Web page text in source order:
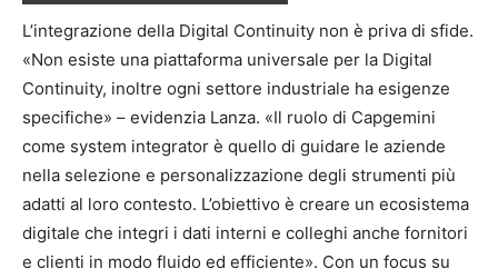
L’integrazione della Digital Continuity non è priva di sfide.
«Non esiste una piattaforma universale per la Digital
Continuity, inoltre ogni settore industriale ha esigenze
specifiche» – evidenzia Lanza. «Il ruolo di Capgemini
come system integrator è quello di guidare le aziende
nella selezione e personalizzazione degli strumenti più
adatti al loro contesto. L’obiettivo è creare un ecosistema
digitale che integri i dati interni e colleghi anche fornitori
e clienti in modo fluido ed efficiente». Con un focus su